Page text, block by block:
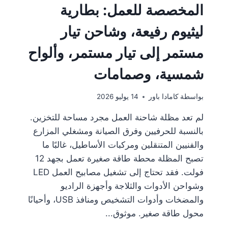
المخصصة للعمل: بطارية
ليثيوم رفيعة، وشاحن تيار
مستمر إلى تيار مستمر، وألواح
شمسية، وصمامات
بواسطة كامادا باور 14 يوليو 2026
لم تعد مظلة شاحنة العمل مجرد مساحة للتخزين.
بالنسبة للحرفيين وفرق الصيانة ومشغلي المزارع
والفنيين المتنقلين ومركبات الأساطيل، غالبًا ما
تصبح المظلة محطة طاقة صغيرة تعمل بجهد 12
فولت. فقد تحتاج إلى تشغيل مصابيح العمل LED
وشواحن الأدوات والثلاجة وأجهزة الراديو
والمضخات وأدوات التشخيص ومنافذ USB، وأحيانًا
محول طاقة صغير. موثوق...